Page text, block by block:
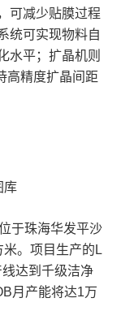
可减少贴膜过程
统可实现物料自
水平；扩晶机则
高精度扩晶间距
库
于珠海华发平沙
。项目生产的L
达到千级洁净
月产能将达1万